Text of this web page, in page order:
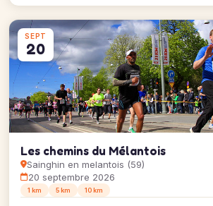
SEPT
20
Les chemins du Mélantois
Sainghin en melantois (59)
20 septembre 2026
1 km 5 km 10 km